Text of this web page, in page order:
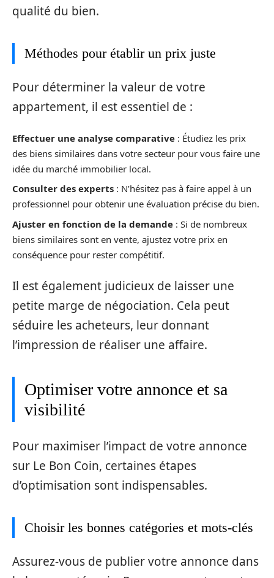
qualité du bien.
Méthodes pour établir un prix juste
Pour déterminer la valeur de votre
appartement, il est essentiel de :
Effectuer une analyse comparative : Étudiez les prix
des biens similaires dans votre secteur pour vous faire une
idée du marché immobilier local.
Consulter des experts : N’hésitez pas à faire appel à un
professionnel pour obtenir une évaluation précise du bien.
Ajuster en fonction de la demande : Si de nombreux
biens similaires sont en vente, ajustez votre prix en
conséquence pour rester compétitif.
Il est également judicieux de laisser une
petite marge de négociation. Cela peut
séduire les acheteurs, leur donnant
l’impression de réaliser une affaire.
Optimiser votre annonce et sa
visibilité
Pour maximiser l’impact de votre annonce
sur Le Bon Coin, certaines étapes
d’optimisation sont indispensables.
Choisir les bonnes catégories et mots-clés
Assurez-vous de publier votre annonce dans